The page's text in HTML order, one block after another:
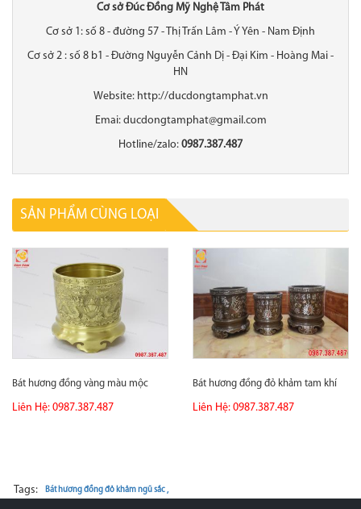
Cơ sở Đúc Đồng Mỹ Nghệ Tâm Phát
Cơ sở 1: số 8 - đường 57 - Thị Trấn Lâm - Ý Yên - Nam Định
Cơ sở 2 : số 8 b1 - Đường Nguyễn Cảnh Dị - Đại Kim - Hoàng Mai -
HN
Website: http://ducdongtamphat.vn
Emai: ducdongtamphat@gmail.com
Hotline/zalo: 0987.387.487
SẢN PHẨM CÙNG LOẠI
Bát hương đồng vàng màu mộc
Liên Hệ: 0987.387.487
Bát hương đồng đỏ khảm tam khí
Liên Hệ: 0987.387.487
Tags: Bát hương đồng đỏ khảm ngũ sắc ,